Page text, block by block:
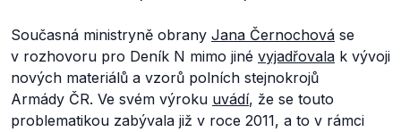
Současná ministryně obrany Jana Černochová se
v rozhovoru pro Deník N mimo jiné vyjadřovala k vývoji
nových materiálů a vzorů polních stejnokrojů
Armády ČR. Ve svém výroku uvádí, že se touto
problematikou zabývala již v roce 2011, a to v rámci